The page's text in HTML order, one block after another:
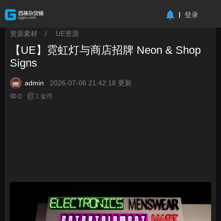
登录
资源素材 / UE资源
【UE】霓虹灯与商店招牌 Neon & Shop
Signs
admin
2026-07-06 21:42:18 更新
0
1 金币